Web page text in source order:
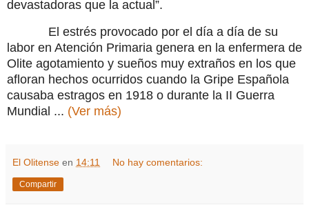
devastadoras que la actual”.
El estrés provocado por el día a día de su
labor en Atención Primaria genera en la enfermera de
Olite agotamiento y sueños muy extraños en los que
afloran hechos ocurridos cuando la Gripe Española
causaba estragos en 1918 o durante la II Guerra
Mundial ... (Ver más)
El Olitense en 14:11 No hay comentarios:
Compartir